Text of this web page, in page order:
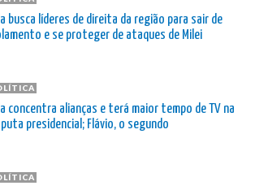
busca líderes de direita da região para sair de
e se proteger de ataques de Milei
concentra alianças e terá maior tempo de TV na
presidencial; Flávio, o segundo